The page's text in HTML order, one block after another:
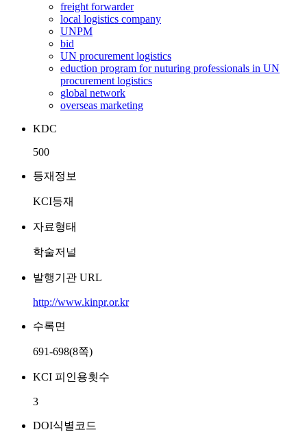
freight forwarder
local logistics company
UNPM
bid
UN procurement logistics
eduction program for nuturing professionals in UN
procurement logistics
global network
overseas marketing
KDC
500
등재정보
KCI등재
자료형태
학술저널
발행기관 URL
http://www.kinpr.or.kr
수록면
691-698(8쪽)
KCI 피인용횟수
3
DOI식별코드